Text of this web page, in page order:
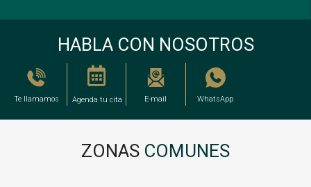
HABLA CON NOSOTROS
Te llamamos Agenda tu cita E-mail WhatsApp
ZONAS COMUNES